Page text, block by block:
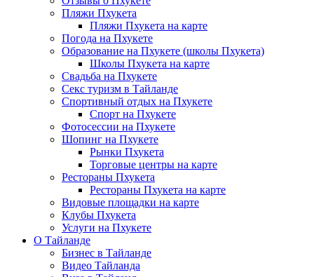
Пляжи Пхукета
Пляжи Пхукета на карте
Погода на Пхукете
Образование на Пхукете (школы Пхукета)
Школы Пхукета на карте
Свадьба на Пхукете
Секс туризм в Тайланде
Спортивный отдых на Пхукете
Спорт на Пхукете
Фотосессии на Пхукете
Шопинг на Пхукете
Рынки Пхукета
Торговые центры на карте
Рестораны Пхукета
Рестораны Пхукета на карте
Видовые площадки на карте
Клубы Пхукета
Услуги на Пхукете
О Тайланде
Бизнес в Тайланде
Видео Тайланда